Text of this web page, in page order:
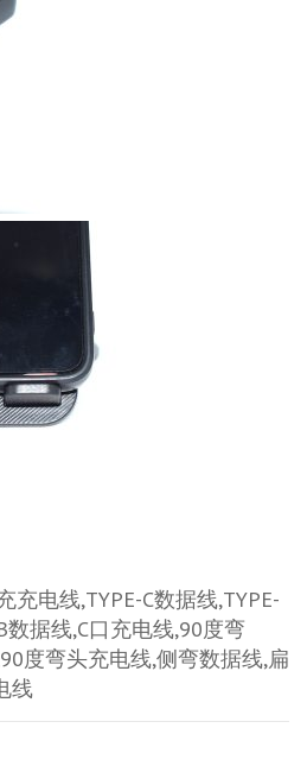
电线,TYPE-C数据线,TYPE-
数据线,C口充电线,90度弯
度弯头充电线,侧弯数据线,扁
线